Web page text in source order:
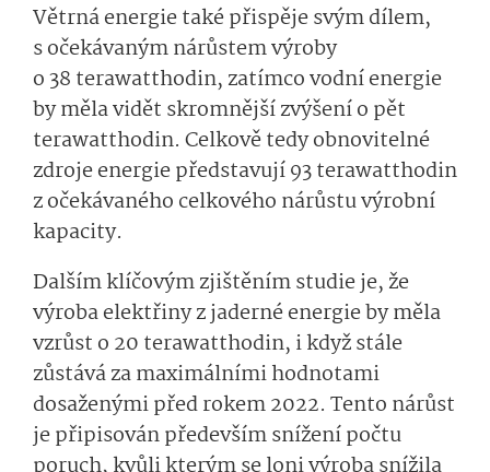
Větrná energie také přispěje svým dílem,
s očekávaným nárůstem výroby
o 38 terawatthodin, zatímco vodní energie
by měla vidět skromnější zvýšení o pět
terawatthodin. Celkově tedy obnovitelné
zdroje energie představují 93 terawatthodin
z očekávaného celkového nárůstu výrobní
kapacity.
Dalším klíčovým zjištěním studie je, že
výroba elektřiny z jaderné energie by měla
vzrůst o 20 terawatthodin, i když stále
zůstává za maximálními hodnotami
dosaženými před rokem 2022. Tento nárůst
je připisován především snížení počtu